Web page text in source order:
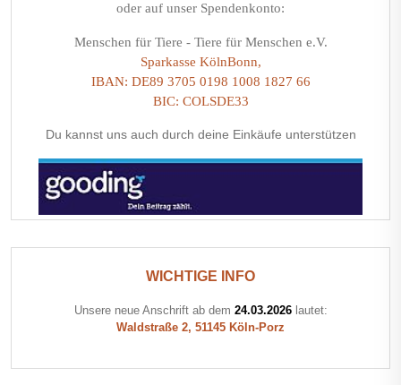
oder auf unser Spendenkonto:
Menschen für Tiere - Tiere für Menschen e.V.
Sparkasse KölnBonn,
IBAN: DE89 3705 0198 1008 1827 66
BIC: COLSDE33
Du kannst uns auch durch deine Einkäufe unterstützen
WICHTIGE INFO
Unsere neue Anschrift ab dem 24.03.2026lautet:
Waldstraße 2, 51145 Köln-Porz